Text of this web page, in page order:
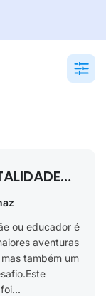
E
ou educador é
aventuras
também um